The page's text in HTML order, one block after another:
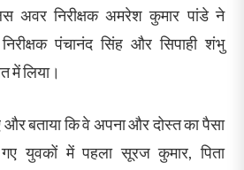
अवर निरीक्षक अमरेश कुमार पांडे ने
पंचानंद सिंह और सिपाही शंभु
में लिया।
बताया कि वे अपना और दोस्त का पैसा
युवकों में पहला सूरज कुमार, पिता